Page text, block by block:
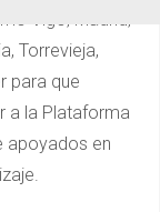
Vigo, Madrid,
Torrevieja,
para que
a la Plataforma
apoyados en